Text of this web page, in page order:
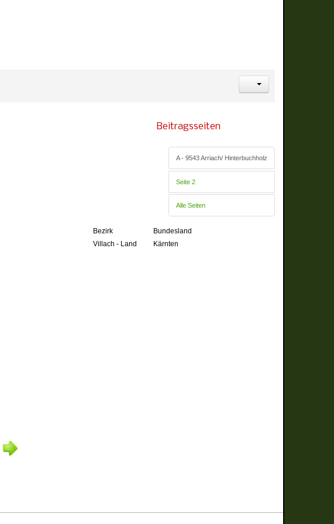
Beitragsseiten
A - 9543 Arriach/ Hinterbuchholz
Seite 2
Alle Seiten
Bezirk
Bundesland
Villach - Land Kärnten